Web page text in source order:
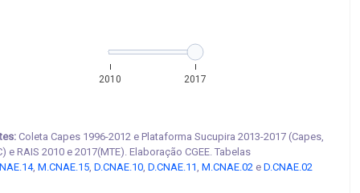
2010 2017
Coleta Capes 1996-2012 e Plataforma Sucupira 2013-2017 (Capes,
e RAIS 2010 e 2017(MTE). Elaboração CGEE. Tabelas
, M.CNAE.15, D.CNAE.10, D.CNAE.11, M.CNAE.02 e D.CNAE.02